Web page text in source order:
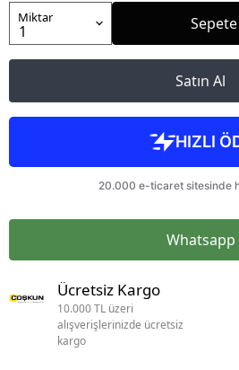
Miktar
Satın Al
Whatsapp
Ücretsiz Kargo
10.000 TL üzeri
alışverişlerinizde ücretsiz
kargo